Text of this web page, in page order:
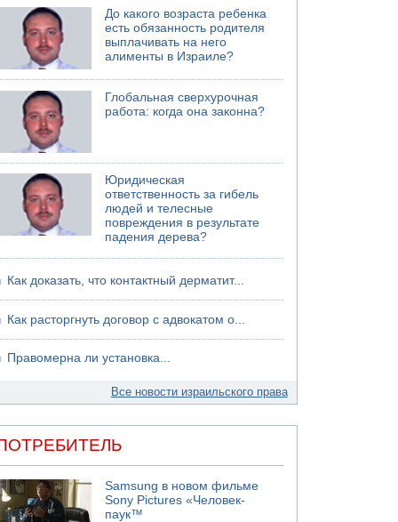
До какого возраста ребенка
есть обязанность родителя
выплачивать на него
алименты в Израиле?
Глобальная сверхурочная
работа: когда она законна?
Юридическая
ответственность за гибель
людей и телесные
повреждения в результате
падения дерева?
Как доказать, что контактный дерматит...
Как расторгнуть договор с адвокатом о...
Правомерна ли установка...
Все новости израильского права
Samsung в новом фильме
Sony Pictures «Человек-
паук™